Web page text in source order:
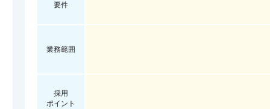
要件
業務範囲
採用
ポイント